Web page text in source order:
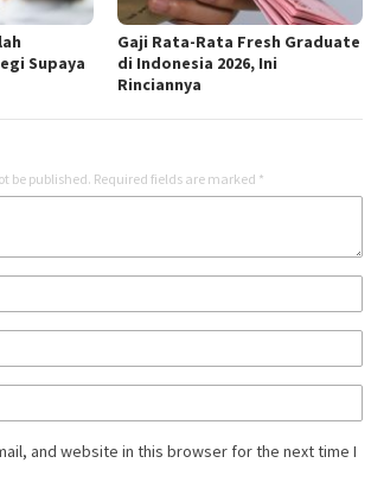
Supaya
Gaji Rata-Rata Fresh Graduate
di Indonesia 2026, Ini
Rinciannya
be published. Required fields are marked *
and website in this browser for the next time I